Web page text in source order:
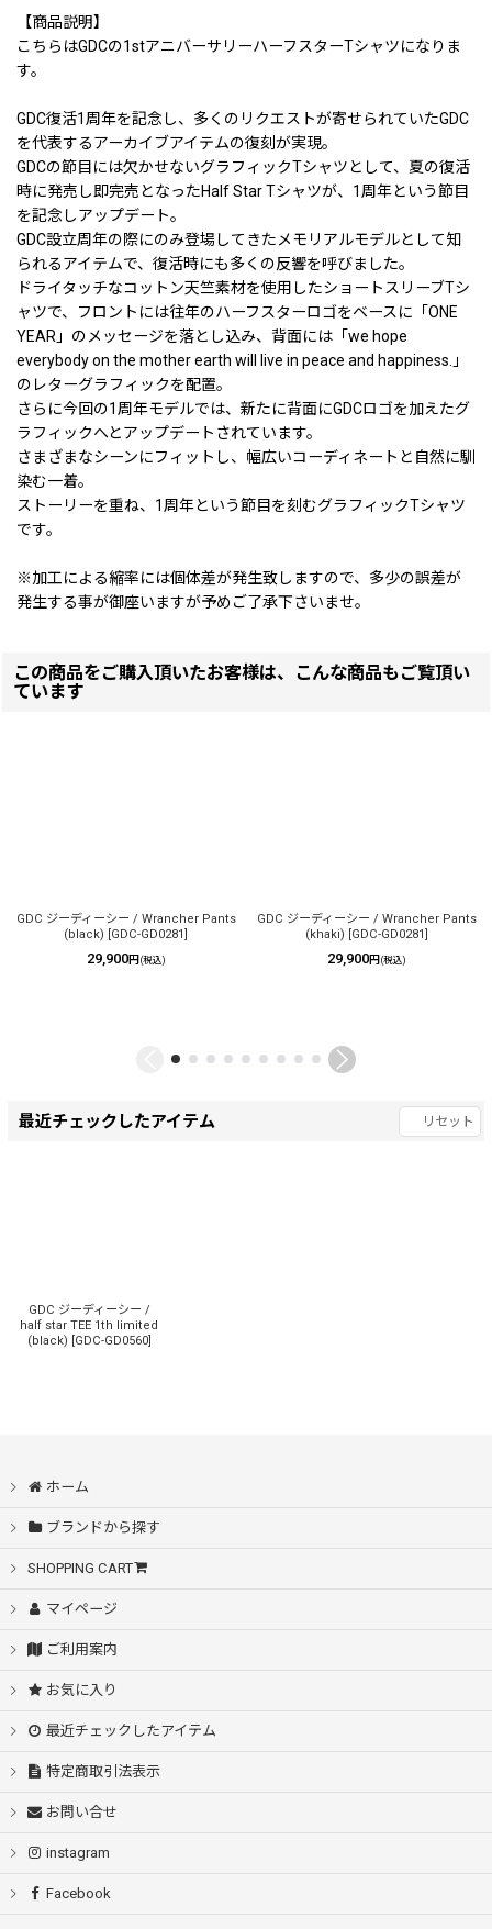
【商品説明】
こちらはGDCの1stアニバーサリーハーフスターTシャツになりま
す。
GDC復活1周年を記念し、多くのリクエストが寄せられていたGDC
を代表するアーカイブアイテムの復刻が実現。
GDCの節目には欠かせないグラフィックTシャツとして、夏の復活
時に発売し即完売となったHalf Star Tシャツが、1周年という節目
を記念しアップデート。
GDC設立周年の際にのみ登場してきたメモリアルモデルとして知
られるアイテムで、復活時にも多くの反響を呼びました。
ドライタッチなコットン天竺素材を使用したショートスリーブTシ
ャツで、フロントには往年のハーフスターロゴをベースに「ONE
YEAR」のメッセージを落とし込み、背面には「we hope
everybody on the mother earth will live in peace and happiness.」
のレターグラフィックを配置。
さらに今回の1周年モデルでは、新たに背面にGDCロゴを加えたグ
ラフィックへとアップデートされています。
さまざまなシーンにフィットし、幅広いコーディネートと自然に馴
染む一着。
ストーリーを重ね、1周年という節目を刻むグラフィックTシャツ
です。
※加工による縮率には個体差が発生致しますので、多少の誤差が
発生する事が御座いますが予めご了承下さいませ。
この商品をご購入頂いたお客様は、こんな商品もご覧頂い
ています
GDC ジーディーシー / Wrancher Pants
(black) [GDC-GD0281]
29,900円 (税込)
GDC ジーディーシー / Wrancher Pants
(khaki) [GDC-GD0281]
29,900円 (税込)
最近チェックしたアイテム リセット
GDC ジーディーシー /
half star TEE 1th limited
(black) [GDC-GD0560]
ホーム
ブランドから探す
SHOPPING CART
マイページ
ご利用案内
お気に入り
最近チェックしたアイテム
特定商取引法表示
お問い合せ
instagram
Facebook